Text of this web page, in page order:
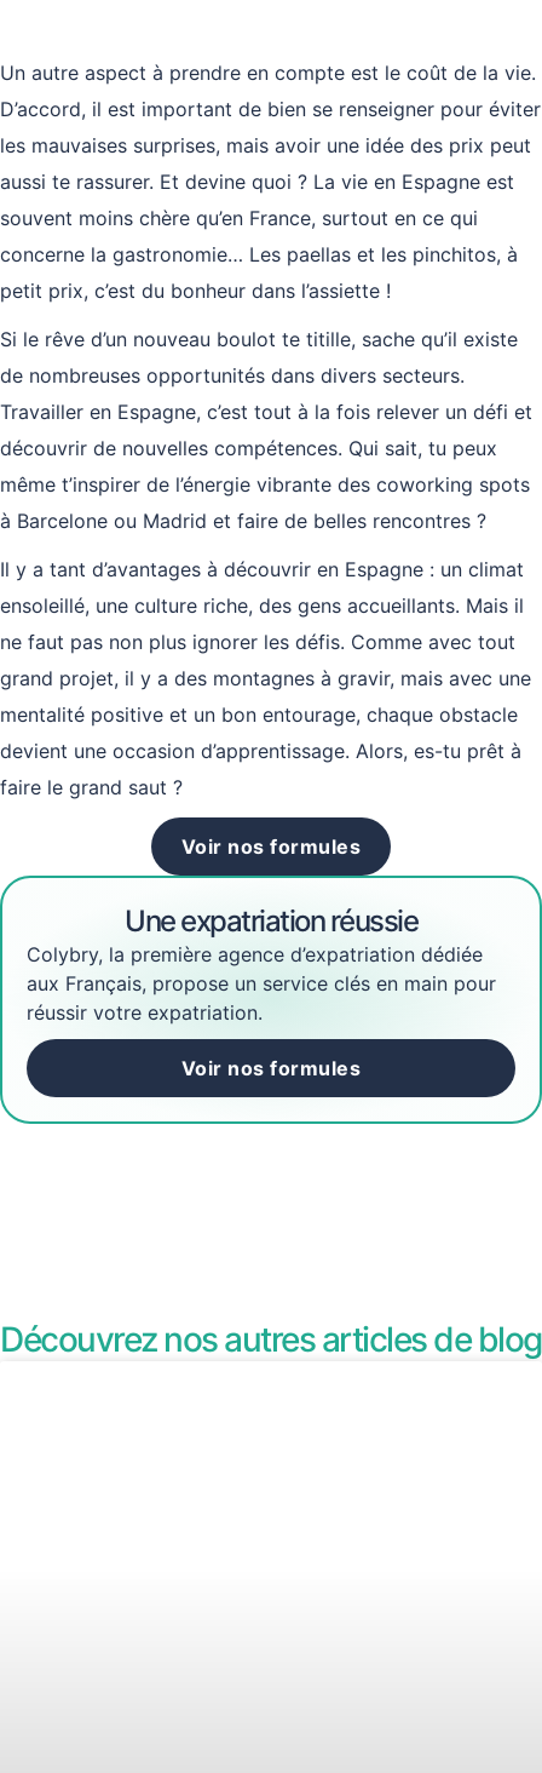
Un autre aspect à prendre en compte est le coût de la vie.
D’accord, il est important de bien se renseigner pour éviter
les mauvaises surprises, mais avoir une idée des prix peut
aussi te rassurer. Et devine quoi ? La vie en Espagne est
souvent moins chère qu’en France, surtout en ce qui
concerne la gastronomie… Les paellas et les pinchitos, à
petit prix, c’est du bonheur dans l’assiette !
Si le rêve d’un nouveau boulot te titille, sache qu’il existe
de nombreuses opportunités dans divers secteurs.
Travailler en Espagne, c’est tout à la fois relever un défi et
découvrir de nouvelles compétences. Qui sait, tu peux
même t’inspirer de l’énergie vibrante des coworking spots
à Barcelone ou Madrid et faire de belles rencontres ?
Il y a tant d’avantages à découvrir en Espagne : un climat
ensoleillé, une culture riche, des gens accueillants. Mais il
ne faut pas non plus ignorer les défis. Comme avec tout
grand projet, il y a des montagnes à gravir, mais avec une
mentalité positive et un bon entourage, chaque obstacle
devient une occasion d’apprentissage. Alors, es-tu prêt à
faire le grand saut ?
Voir nos formules
Une expatriation réussie
Colybry, la première agence d’expatriation dédiée
aux Français, propose un service clés en main pour
réussir votre expatriation.
Voir nos formules
Découvrez nos autres articles de blog